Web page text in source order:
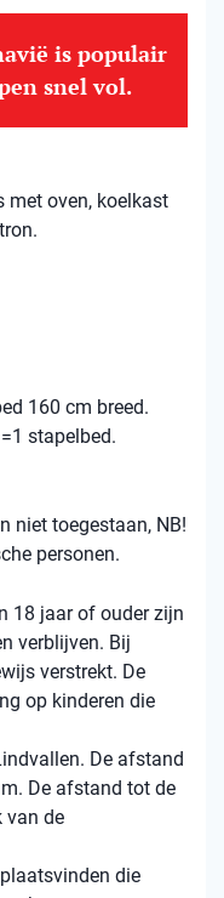
is populair
snel vol.
met oven, koelkast
160 cm breed.
stapelbed.
niet toegestaan, NB!
personen.
18 jaar of ouder zijn
verblijven. Bij
verstrekt. De
op kinderen die
De afstand
De afstand tot de
van de
die